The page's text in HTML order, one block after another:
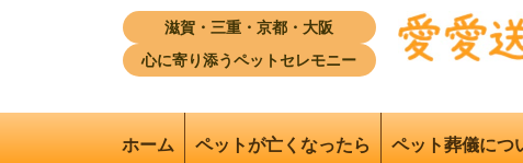
滋賀・三重・京都・大阪
心に寄り添うペットセレモニー
ホーム ペットが亡くなったら ペット葬儀につ